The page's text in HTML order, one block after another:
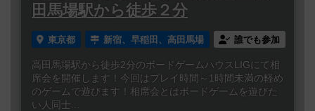
田馬場駅から徒歩２分
東京都 新宿、早稲田、高田馬場 誰でも参加
高田馬場駅から徒歩2分のボードゲームハウスLIGにて相
席会を開催します！今回はプレイ時間～1時間未満の軽め
のゲームで遊びます！相席会とはボードゲームを遊びた
い人同士...